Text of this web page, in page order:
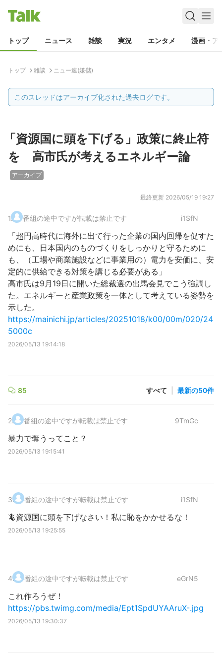
トップ ニュース 雑談 実況 エンタメ 漫画・ア
トップ 雑談 ニュー速(嫌儲)
このスレッドはアーカイブ化された過去ログです。
「資源国に頭を下げる」政策に終止符
を 高市氏が考えるエネルギー論
アーカイブ
最終更新 2026/05/19 19:27
1. 番組の途中ですが転載は禁止です i1SfN
「超円高時代に海外に出て行った企業の国内回帰を促すた
めにも、日本国内のものづくりをしっかりと守るために
も、（工場や商業施設などに事業用の）電力を安価に、安
定的に供給できる対策を講じる必要がある」
高市氏は9月19日に開いた総裁選の出馬会見でこう強調し
た。エネルギーと産業政策を一体として考えている姿勢を
示した。
https://mainichi.jp/articles/20251018/k00/00m/020/24
5000c
2026/05/13 19:14:18
85 すべて 最新の50件
2. 番組の途中ですが転載は禁止です 9TmGc
暴力で奪うってこと？
2026/05/13 19:15:41
3. 番組の途中ですが転載は禁止です i1SfN
🦎資源国に頭を下げなさい！私に恥をかかせるな！
2026/05/13 19:25:55
4. 番組の途中ですが転載は禁止です eGrN5
これ作ろうぜ！
https://pbs.twimg.com/media/Ept1SpdUYAAruX-.jpg
2026/05/13 19:30:37